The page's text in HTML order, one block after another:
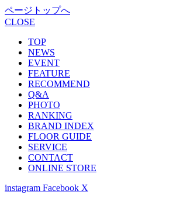
ページトップへ
CLOSE
TOP
NEWS
EVENT
FEATURE
RECOMMEND
Q&A
PHOTO
RANKING
BRAND INDEX
FLOOR GUIDE
SERVICE
CONTACT
ONLINE STORE
instagram Facebook X